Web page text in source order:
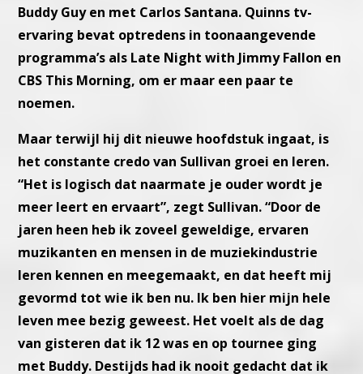
Buddy Guy en met Carlos Santana. Quinns tv-
ervaring bevat optredens in toonaangevende
programma’s als Late Night with Jimmy Fallon en
CBS This Morning, om er maar een paar te
noemen.
Maar terwijl hij dit nieuwe hoofdstuk ingaat, is
het constante credo van Sullivan groei en leren.
“Het is logisch dat naarmate je ouder wordt je
meer leert en ervaart”, zegt Sullivan. “Door de
jaren heen heb ik zoveel geweldige, ervaren
muzikanten en mensen in de muziekindustrie
leren kennen en meegemaakt, en dat heeft mij
gevormd tot wie ik ben nu. Ik ben hier mijn hele
leven mee bezig geweest. Het voelt als de dag
van gisteren dat ik 12 was en op tournee ging
met Buddy. Destijds had ik nooit gedacht dat ik